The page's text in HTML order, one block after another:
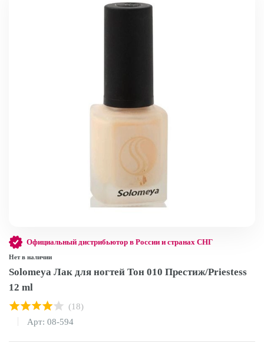
Официальный дистрибьютор в России и странах СНГ
Нет в наличии
Solomeya Лак для ногтей Тон 010 Престиж/Priestess
12 ml
(18)
Арт: 08-594